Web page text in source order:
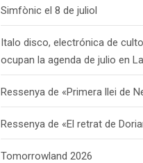
Simfònic el 8 de juliol
Italo disco, electrónica de
ocupan la agenda de julio en
Ressenya de «Primera llei de
Ressenya de «El retrat de
Tomorrowland 2026